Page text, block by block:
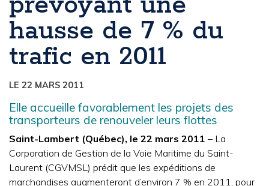
hausse de 7 % du
trafic en 2011
LE 22 MARS 2011
Elle accueille favorablement les projets des
transporteurs de renouveler leurs flottes
Saint-Lambert (Québec), le 22 mars 2011 – La
Corporation de Gestion de la Voie Maritime du Saint-
Laurent (CGVMSL) prédit que les expéditions de
marchandises augmenteront d’environ 7 % en 2011, pour